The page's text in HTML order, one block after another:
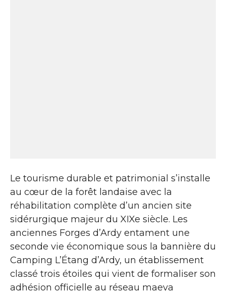
Le tourisme durable et patrimonial s’installe
au cœur de la forêt landaise avec la
réhabilitation complète d’un ancien site
sidérurgique majeur du XIXe siècle. Les
anciennes Forges d’Ardy entament une
seconde vie économique sous la bannière du
Camping L’Étang d’Ardy, un établissement
classé trois étoiles qui vient de formaliser son
adhésion officielle au réseau maeva